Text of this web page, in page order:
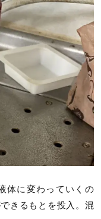
体に変わっていくの
きるもとを投入。混